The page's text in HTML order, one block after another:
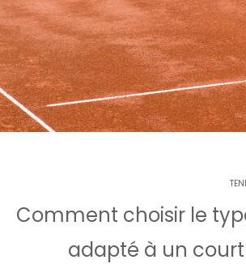
Comment choisir le
adapté à un court